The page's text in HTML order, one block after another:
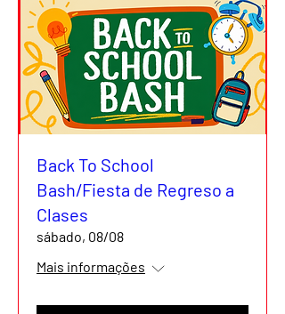
Back To School
Bash/Fiesta de Regreso a
Clases
sábado, 08/08
Mais informações